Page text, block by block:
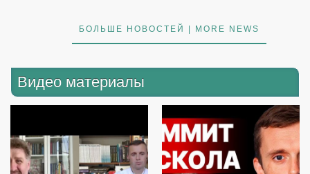
БОЛЬШЕ НОВОСТЕЙ | MORE NEWS
Видео материалы